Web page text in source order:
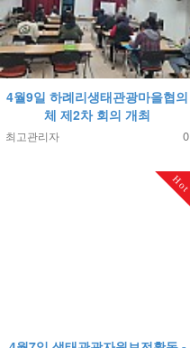
4월9일 하례리생태관광마을협의
체 제2차 회의 개최
최고관리자 0
Hot